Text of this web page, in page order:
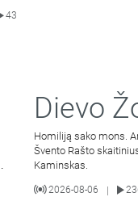
43
Dievo
Homiliją sako mons.
Švento Rašto
Kaminskas.
2026-08-06 |